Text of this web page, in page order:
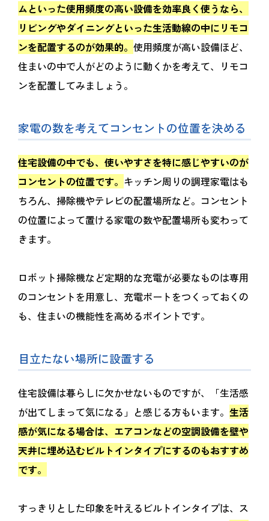
ムといった使用頻度の高い設備を効率良く使うなら、
リビングやダイニングといった生活動線の中にリモコ
ンを配置するのが効果的。 使用頻度が高い設備ほど、
住まいの中で人がどのように動くかを考えて、リモコ
ンを配置してみましょう。
家電の数を考えてコンセントの位置を決める
住宅設備の中でも、使いやすさを特に感じやすいのが
コンセントの位置です。 キッチン周りの調理家電はも
ちろん、掃除機やテレビの配置場所など。コンセント
の位置によって置ける家電の数や配置場所も変わって
きます。
ロボット掃除機など定期的な充電が必要なものは専用
のコンセントを用意し、充電ポートをつくっておくの
も、住まいの機能性を高めるポイントです。
目立たない場所に設置する
住宅設備は暮らしに欠かせないものですが、「生活感
が出てしまって気になる」と感じる方もいます。 生活
感が気になる場合は、エアコンなどの空調設備を壁や
天井に埋め込むビルトインタイプにするのもおすすめ
です。
すっきりとした印象を叶えるビルトインタイプは、ス